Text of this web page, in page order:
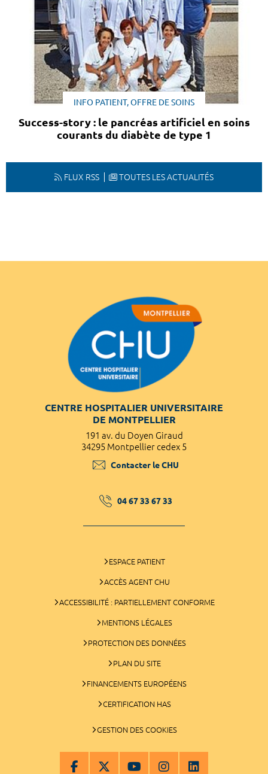
INFO PATIENT, OFFRE DE SOINS
Success-story : le pancréas artificiel en soins
courants du diabète de type 1
FLUX RSS TOUTES LES ACTUALITÉS
CENTRE HOSPITALIER UNIVERSITAIRE
DE MONTPELLIER
191 av. du Doyen Giraud
34295 Montpellier cedex 5
Contacter le CHU
04 67 33 67 33
ESPACE PATIENT
ACCÈS AGENT CHU
ACCESSIBILITÉ : PARTIELLEMENT CONFORME
MENTIONS LÉGALES
PROTECTION DES DONNÉES
PLAN DU SITE
FINANCEMENTS EUROPÉENS
CERTIFICATION HAS
GESTION DES COOKIES